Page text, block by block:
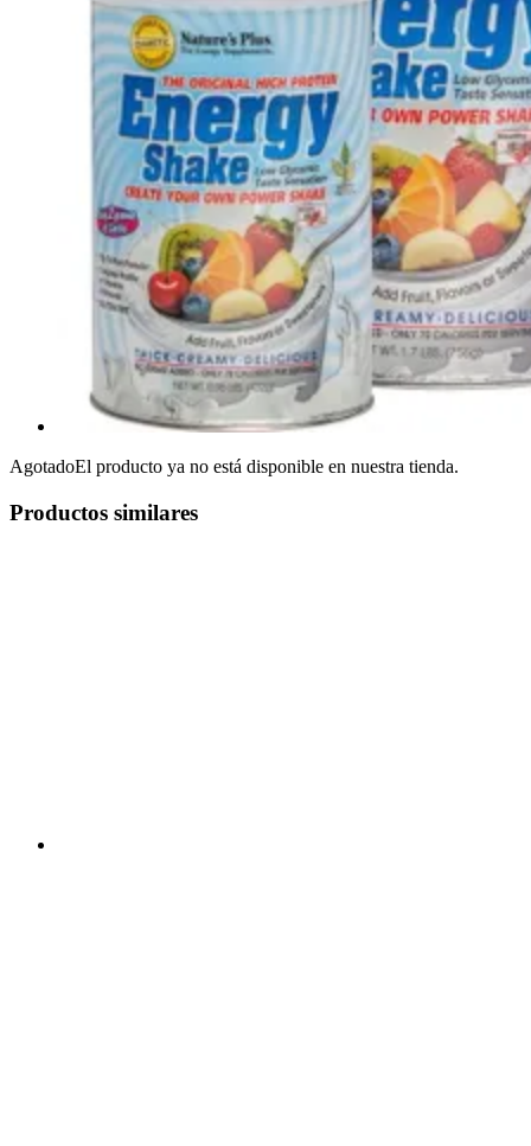
AgotadoEl producto ya no está disponible en nuestra tienda.
Productos similares